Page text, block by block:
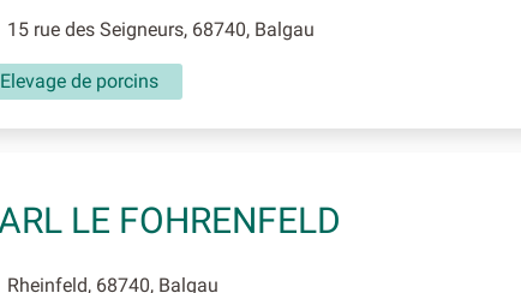
15 rue des Seigneurs, 68740, Balgau
Elevage de porcins
LE FOHRENFELD
Rheinfeld, 68740, Balgau